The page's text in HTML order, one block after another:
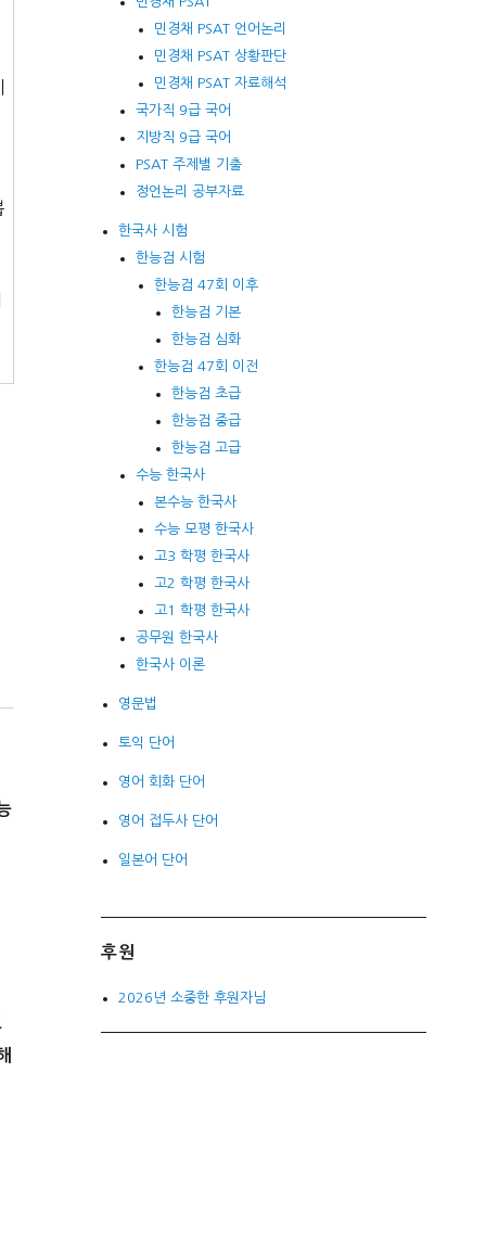
민경채 PSAT 언어논리
민경채 PSAT 상황판단
민경채 PSAT 자료해석
국가직 9급 국어
지방직 9급 국어
PSAT 주제별 기출
정언논리 공부자료
한국사 시험
한능검 시험
한능검 47회 이후
한능검 기본
한능검 심화
한능검 47회 이전
한능검 초급
한능검 중급
한능검 고급
수능 한국사
본수능 한국사
수능 모평 한국사
고3 학평 한국사
고2 학평 한국사
고1 학평 한국사
공무원 한국사
한국사 이론
영문법
토익 단어
영어 회화 단어
영어 접두사 단어
일본어 단어
후원
2026년 소중한 후원자님